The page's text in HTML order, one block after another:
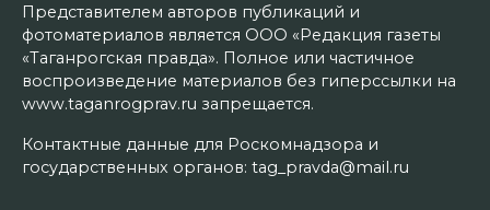
Представителем авторов публикаций и
фотоматериалов является ООО «Редакция газеты
«Таганрогская правда». Полное или частичное
воспроизведение материалов без гиперссылки на
www.taganrogprav.ru запрещается.
Контактные данные для Роскомнадзора и
государственных органов: tag_pravda@mail.ru